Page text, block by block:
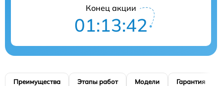
Конец акции
01:13:41
Преимущества Этапы работ Модели Гарантия